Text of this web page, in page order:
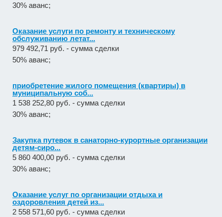
30% аванс;
Оказание услуги по ремонту и техническому
обслуживанию летат...
979 492,71 руб. - сумма сделки
50% аванс;
приобретение жилого помещения (квартиры) в
муниципальную соб...
1 538 252,80 руб. - сумма сделки
30% аванс;
Закупка путевок в санаторно-курортные организации
детям-сиро...
5 860 400,00 руб. - сумма сделки
30% аванс;
Оказание услуг по организации отдыха и
оздоровления детей из...
2 558 571,60 руб. - сумма сделки